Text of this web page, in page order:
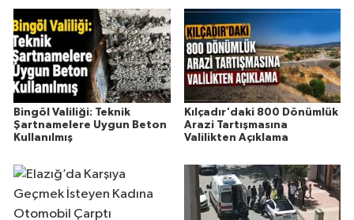
Bingöl Valiliği: Teknik
Şartnamelere Uygun Beton
Kullanılmış
Kılçadır'daki 800 Dönümlük
Arazi Tartışmasına
Valilikten Açıklama